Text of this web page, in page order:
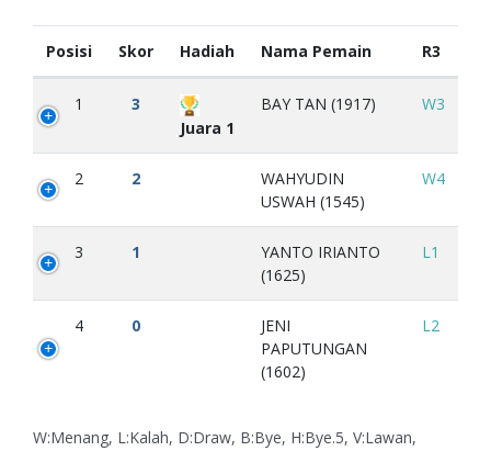
Posisi Skor Hadiah Nama Pemain R3
1
3
Juara 1
BAY TAN (1917) W3
2 2
WAHYUDIN
USWAH (1545)
W4
3 1
YANTO IRIANTO
(1625)
L1
4 0
JENI
PAPUTUNGAN
(1602)
L2
W:Menang, L:Kalah, D:Draw, B:Bye, H:Bye.5, V:Lawan,